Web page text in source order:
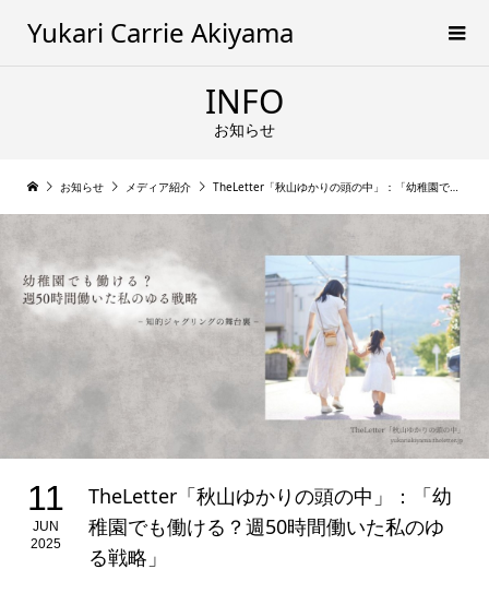
Yukari Carrie Akiyama
INFO
お知らせ
お知らせ メディア紹介 TheLetter「秋山ゆかりの頭の中」：「幼稚園でも働ける？週50時間働いた私のゆる戦略」
11
JUN
2025
TheLetter「秋山ゆかりの頭の中」：「幼
稚園でも働ける？週50時間働いた私のゆ
る戦略」